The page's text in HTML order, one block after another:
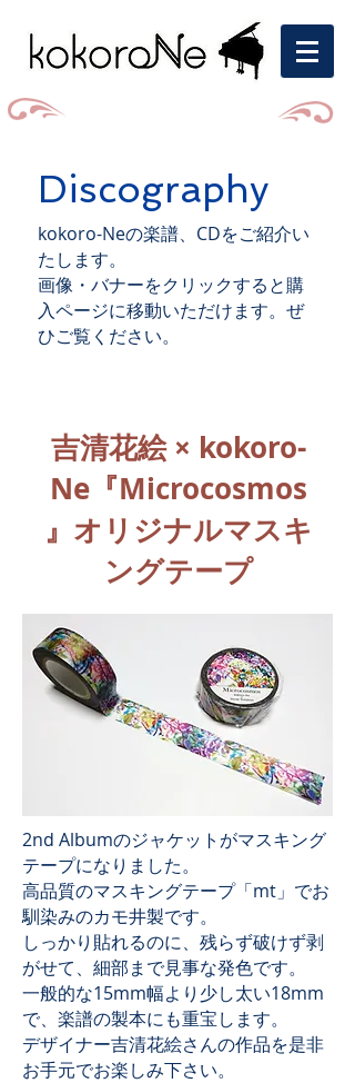
Discography
kokoro-Neの楽譜、CDをご紹介い
たします。
画像・バナーをクリックすると購
入ページに移動いただけます。ぜ
ひご覧ください。
吉清花絵 × kokoro-
Ne『Microcosmos
』オリジナルマスキ
ングテープ
2nd Albumのジャケットがマスキング
テープになりました。
高品質のマスキングテープ「mt」でお
馴染みのカモ井製です。
しっかり貼れるのに、残らず破けず剥
がせて、細部まで見事な発色です。
一般的な15mm幅より少し太い18mm
で、楽譜の製本にも重宝します。
​デザイナー吉清花絵さんの作品を是非
お手元でお楽しみ下さい。